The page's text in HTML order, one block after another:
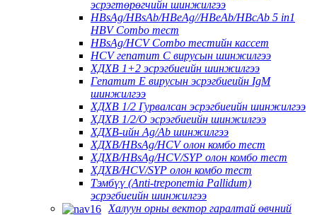
эсрэгтөрөгчийн шинжилгээ
HBsAg/HBsAb/HBeAg//HBeAb/HBcAb 5 in1
HBV Combo тест
HBsAg/HCV Combo тестийн кассет
HCV гепатит С вирусын шинжилгээ
ХДХВ 1+2 эсрэгбиеийн шинжилгээ
Гепатит Е вирусын эсрэгбиеийн IgM
шинжилгээ
ХДХВ 1/2 Гурвалсан эсрэгбиеийн шинжилгээ
ХДХВ 1/2/O эсрэгбиеийн шинжилгээ
ХДХВ-ийн Ag/Ab шинжилгээ
ХДХВ/HBsAg/HCV олон комбо тест
ХДХВ/HBsAg/HCV/SYP олон комбо тест
ХДХВ/HCV/SYP олон комбо тест
Тэмбүү (Anti-treponemia Pallidum)
эсрэгбиеийн шинжилгээ
Халуун орны вектор гаралтай өвчний